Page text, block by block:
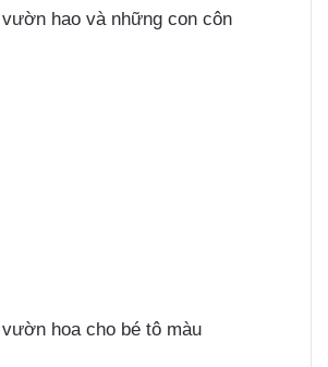
hao và những con côn
hoa cho bé tô màu